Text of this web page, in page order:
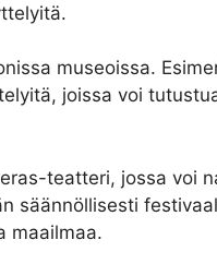
museoissa.
joissa voi
teatteri, jossa voi
säännöllisesti
maailmaa.